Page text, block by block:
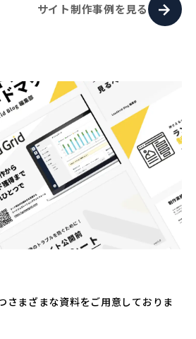
サイト制作事例を見る
さまざまな資料をご用意しておりま